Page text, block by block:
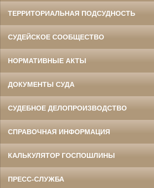
ТЕРРИТОРИАЛЬНАЯ ПОДСУДНОСТЬ
СУДЕЙСКОЕ СООБЩЕСТВО
НОРМАТИВНЫЕ АКТЫ
ДОКУМЕНТЫ СУДА
СУДЕБНОЕ ДЕЛОПРОИЗВОДСТВО
СПРАВОЧНАЯ ИНФОРМАЦИЯ
КАЛЬКУЛЯТОР ГОСПОШЛИНЫ
ПРЕСС-СЛУЖБА